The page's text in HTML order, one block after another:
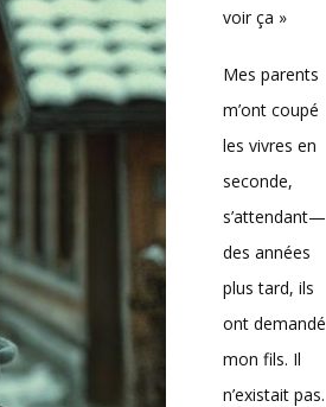
voir ça »
Mes parents
m’ont coupé
les vivres en
seconde,
s’attendant—
des années
plus tard, ils
ont demandé
mon fils. Il
n’existait pas.